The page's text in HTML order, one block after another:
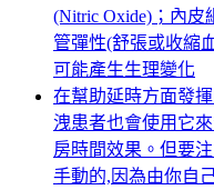
(Nitric Oxide)；內皮
管彈性(舒張或收縮
可能產生生理變化
在幫助延時方面發
洩患者也會使用它
房時間效果。但要
手動的,因為由你自